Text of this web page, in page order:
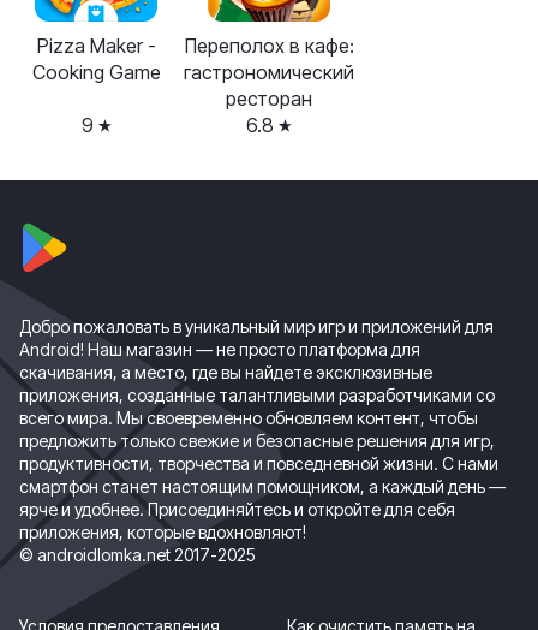
Pizza Maker -
Cooking Game
9
Переполох в кафе:
гастрономический
ресторан
6.8
Добро пожаловать в уникальный мир игр и приложений для
Android! Наш магазин — не просто платформа для
скачивания, а место, где вы найдете эксклюзивные
приложения, созданные талантливыми разработчиками со
всего мира. Мы своевременно обновляем контент, чтобы
предложить только свежие и безопасные решения для игр,
продуктивности, творчества и повседневной жизни. С нами
смартфон станет настоящим помощником, а каждый день —
ярче и удобнее. Присоединяйтесь и откройте для себя
приложения, которые вдохновляют!
© androidlomka.net 2017-2025
Условия предоставления Как очистить память на